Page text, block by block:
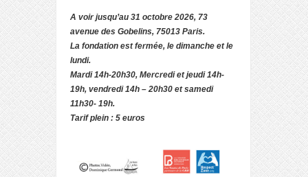
A voir jusqu’au 31 octobre 2026, 73
avenue des Gobelins, 75013 Paris.
La fondation est fermée, le dimanche et le
lundi.
Mardi 14h-20h30, Mercredi et jeudi 14h-
19h, vendredi 14h – 20h30 et samedi
11h30- 19h.
Tarif plein : 5 euros